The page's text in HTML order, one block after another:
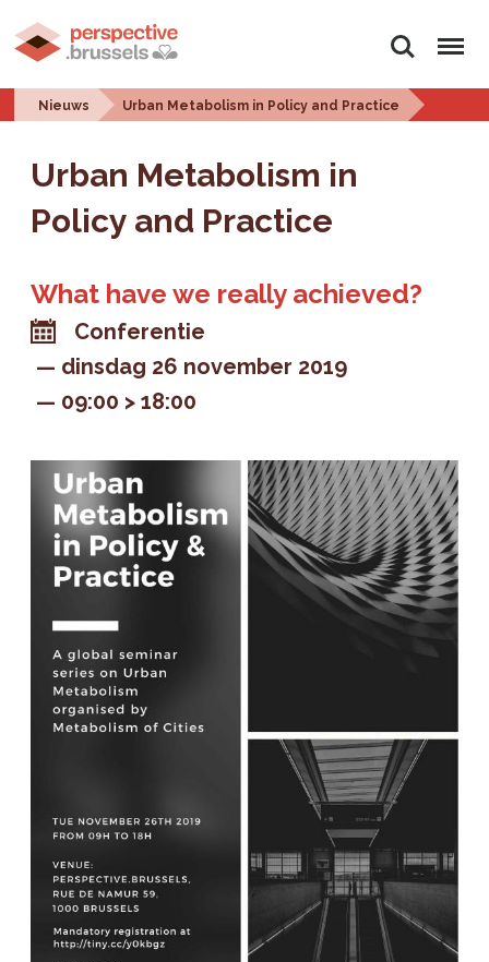
Zoeken Menu
Nieuws Urban Metabolism in Policy and Practice
Urban Metabolism in
Policy and Practice
What have we really achieved?
Conferentie
dinsdag 26 november 2019
09:00 > 18:00